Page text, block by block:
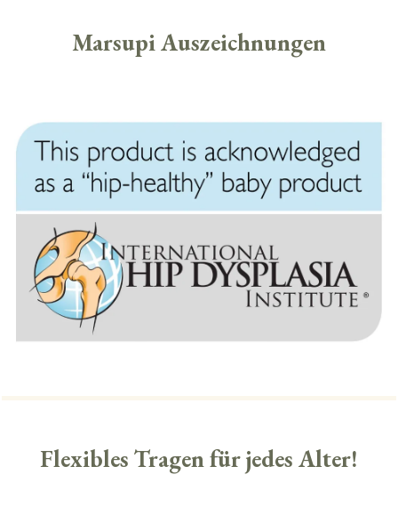
Marsupi Auszeichnungen
Flexibles Tragen für jedes Alter!